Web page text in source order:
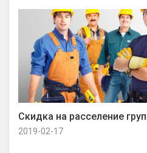
Скидка на расселение
2019-02-17